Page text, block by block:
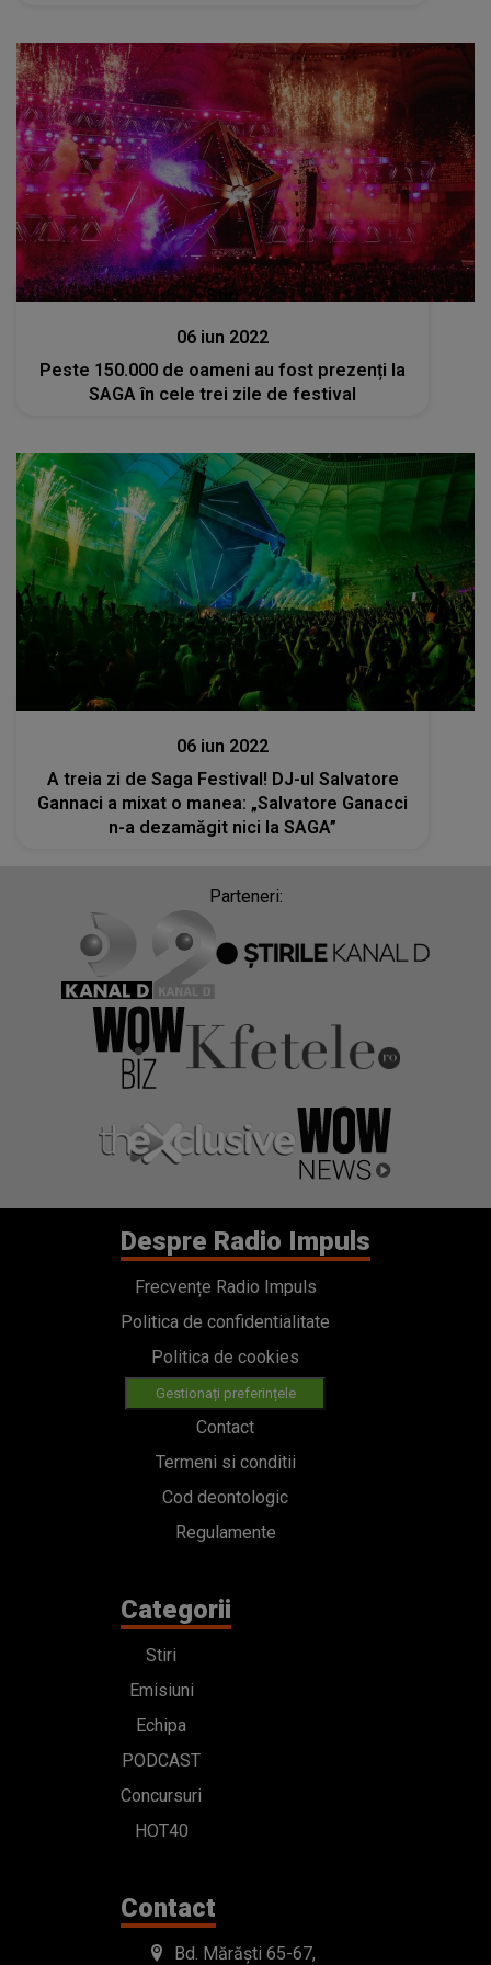
Stiri
06 iun 2022
Peste 150.000 de oameni au fost prezenți la
SAGA în cele trei zile de festival
Stiri
06 iun 2022
A treia zi de Saga Festival! DJ-ul Salvatore
Gannaci a mixat o manea: „Salvatore Ganacci
n-a dezamăgit nici la SAGA”
Parteneri:
Despre Radio Impuls
Frecvențe Radio Impuls
Politica de confidentialitate
Politica de cookies
Gestionați preferințele
Contact
Termeni si conditii
Cod deontologic
Regulamente
Categorii
Stiri
Emisiuni
Echipa
PODCAST
Concursuri
HOT40
Contact
Bd. Mărăști 65-67,